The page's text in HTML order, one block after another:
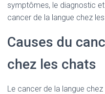
symptômes, le diagnostic
cancer de la langue chez
Causes du
chez les chats
Le cancer de la langue